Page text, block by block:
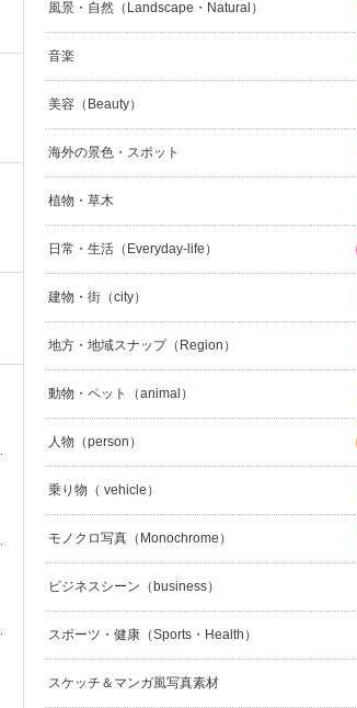
風景・自然（Landscape・Natural）
音楽
美容（Beauty）
海外の景色・スポット
植物・草木
日常・生活（Everyday-life）
建物・街（city）
地方・地域スナップ（Region）
動物・ペット（animal）
人物（person）
乗り物（ vehicle）
モノクロ写真（Monochrome）
ビジネスシーン（business）
スポーツ・健康（Sports・Health）
スケッチ＆マンガ風写真素材